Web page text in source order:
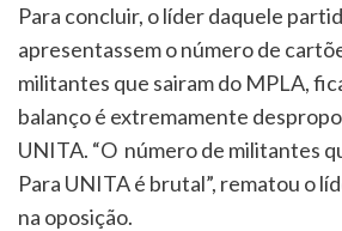
Para concluir, o líder daquele
apresentassem o número de
militantes que sairam do MPLA,
balanço é extremamente
UNITA. “O número de militantes
Para UNITA é brutal”, rematou o
na oposição.